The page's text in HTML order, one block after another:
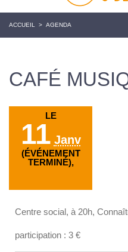
ACCUEIL > AGENDA
CAFÉ
LE
11 Janv
(ÉVÉNEMENT
TERMINÉ),
Centre social, à 20h,
participation : 3 €